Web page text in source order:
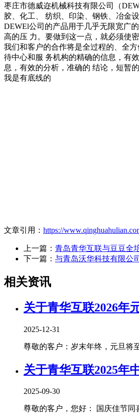
枣庄市德威迩机械科技有限公司（
胶、化工、 纺织、印染、钢铁、冶金
DEWEl公司的产品用于几乎无限宽广
高的压 力。要做到这一点，就必须使
我们和客户的合作将是全过程的、全
待中心和服 务机构的精确的信息，有
息，有效的分析，准确的 结论，短暂
我是有底线的
文章引用： https://
上一篇： 青岛青华互联与豆豆全
下一篇： 与青岛沃华科技有限公
相关资讯
关于青华互联2026年
2025-12-31
尊敬的客户：岁末年终，元旦将
关于青华互联2025年
2025-09-30
尊敬的客户，您好： 国庆佳节